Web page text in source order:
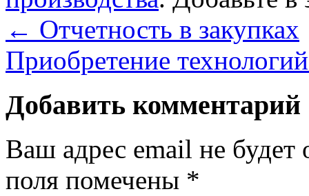
← Отчетность в закупках
Приобретение
Добавить комментарий
Ваш адрес email не будет
поля помечены *